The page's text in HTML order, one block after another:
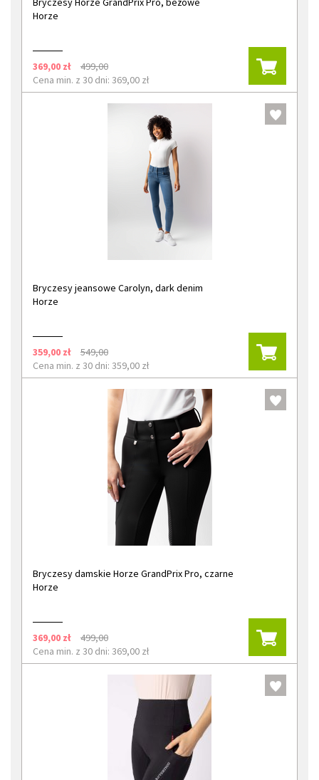
Horze
369,00 zł
499,00
Cena min. z 30 dni: 369,00 zł
Bryczesy jeansowe Carolyn, dark denim
Horze
359,00 zł
549,00
Cena min. z 30 dni: 359,00 zł
Bryczesy damskie Horze GrandPrix Pro, czarne
Horze
369,00 zł
499,00
Cena min. z 30 dni: 369,00 zł